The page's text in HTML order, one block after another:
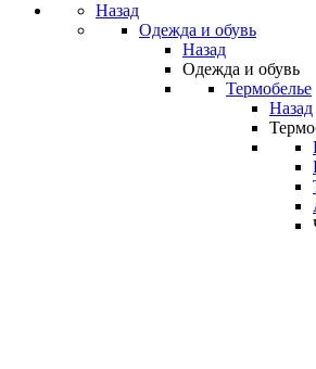
Назад
Одежда и обувь
Назад
Одежда и обувь
Термобелье
Назад